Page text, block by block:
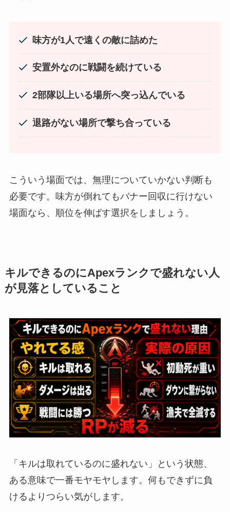
味方が1人で遠くの敵に詰めた
安置外なのに戦闘を続けている
2部隊以上いる場所へ突っ込んでいる
退路がない場所で撃ち合っている
こういう場面では、無理についていかない判断も
必要です。味方が倒れてもバナー回収に行けない
場面なら、順位を伸ばす選択をしましょう。
キルできるのにApexランクで盛れない人
が見落としていること
「キルは取れているのに盛れない」という状態、
ある意味で一番モヤモヤします。何もできずに負
けるよりつらい気がします。